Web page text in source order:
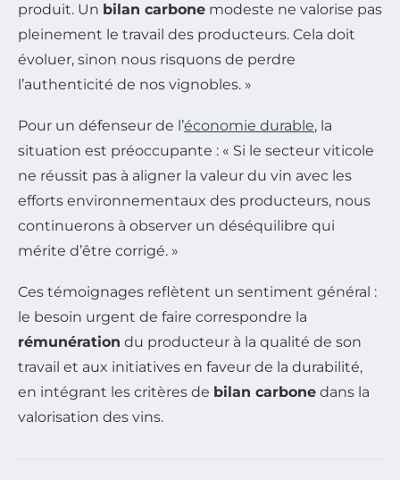
produit. Un bilan carbone modeste ne valorise pas
pleinement le travail des producteurs. Cela doit
évoluer, sinon nous risquons de perdre
l’authenticité de nos vignobles. »
Pour un défenseur de l’économie durable, la
situation est préoccupante : « Si le secteur viticole
ne réussit pas à aligner la valeur du vin avec les
efforts environnementaux des producteurs, nous
continuerons à observer un déséquilibre qui
mérite d’être corrigé. »
Ces témoignages reflètent un sentiment général :
le besoin urgent de faire correspondre la
rémunération du producteur à la qualité de son
travail et aux initiatives en faveur de la durabilité,
en intégrant les critères de bilan carbone dans la
valorisation des vins.